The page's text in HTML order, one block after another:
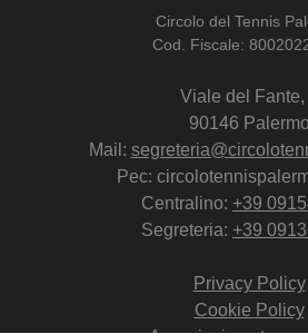
Circolo del Tennis
Cod. Fiscale:
Viale del Fante,
90146 Palermo
Mail:
Pec:
Centralino: +39
Segreteria: +39
Privacy Policy
Cookie Policy